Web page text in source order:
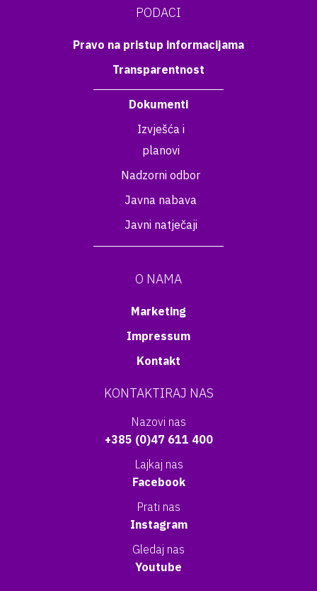
PODACI
Pravo na pristup informacijama
Transparentnost
Dokumenti
Izvješća i
planovi
Nadzorni odbor
Javna nabava
Javni natječaji
O NAMA
Marketing
Impressum
Kontakt
KONTAKTIRAJ NAS
Nazovi nas
+385 (0)47 611 400
Lajkaj nas
Facebook
Prati nas
Instagram
Gledaj nas
Youtube